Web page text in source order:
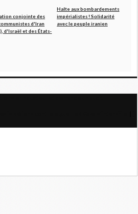
conjointe des
d'Iran
d'Israël et des États-
Halte aux bombardements
impérialistes ! Solidarité
avec le peuple iranien